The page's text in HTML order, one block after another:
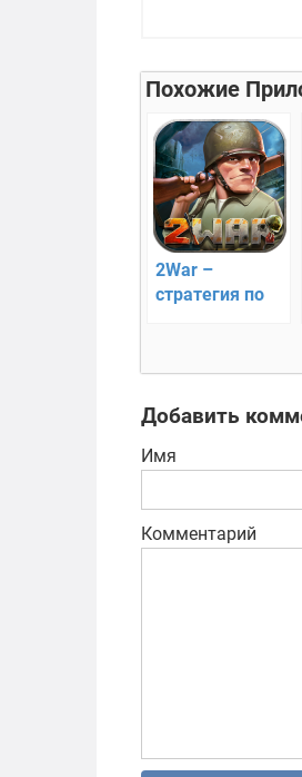
Похожие
2War –
стратегия по
Добавить
Имя
Комментарий